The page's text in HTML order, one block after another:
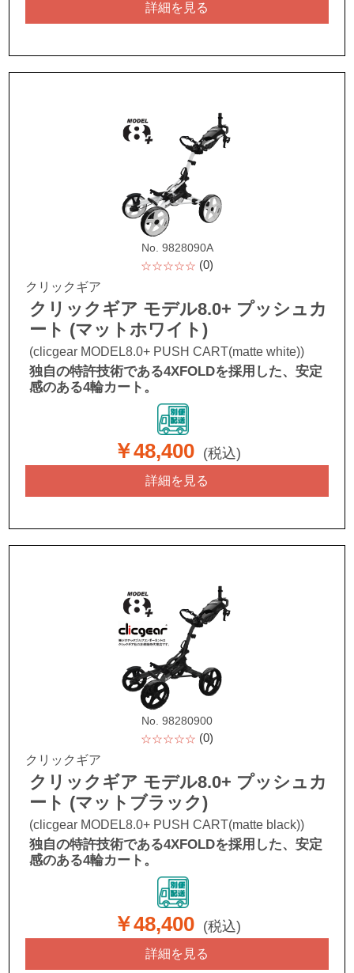
詳細を見る
No. 9828090A
☆☆☆☆☆ (0)
クリックギア
クリックギア モデル8.0+ プッシュカ
ート (マットホワイト)
(clicgear MODEL8.0+ PUSH CART(matte white))
独自の特許技術である4XFOLDを採用した、安定
感のある4輪カート。
￥48,400 (税込)
詳細を見る
No. 98280900
☆☆☆☆☆ (0)
クリックギア
クリックギア モデル8.0+ プッシュカ
ート (マットブラック)
(clicgear MODEL8.0+ PUSH CART(matte black))
独自の特許技術である4XFOLDを採用した、安定
感のある4輪カート。
￥48,400 (税込)
詳細を見る